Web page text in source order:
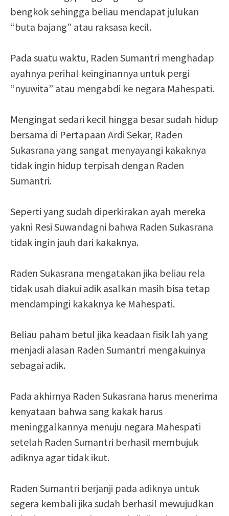
bengkok sehingga beliau mendapat julukan
“buta bajang” atau raksasa kecil.
Pada suatu waktu, Raden Sumantri menghadap
ayahnya perihal keinginannya untuk pergi
“nyuwita” atau mengabdi ke negara Mahespati.
Mengingat sedari kecil hingga besar sudah hidup
bersama di Pertapaan Ardi Sekar, Raden
Sukasrana yang sangat menyayangi kakaknya
tidak ingin hidup terpisah dengan Raden
Sumantri.
Seperti yang sudah diperkirakan ayah mereka
yakni Resi Suwandagni bahwa Raden Sukasrana
tidak ingin jauh dari kakaknya.
Raden Sukasrana mengatakan jika beliau rela
tidak usah diakui adik asalkan masih bisa tetap
mendampingi kakaknya ke Mahespati.
Beliau paham betul jika keadaan fisik lah yang
menjadi alasan Raden Sumantri mengakuinya
sebagai adik.
Pada akhirnya Raden Sukasrana harus menerima
kenyataan bahwa sang kakak harus
meninggalkannya menuju negara Mahespati
setelah Raden Sumantri berhasil membujuk
adiknya agar tidak ikut.
Raden Sumantri berjanji pada adiknya untuk
segera kembali jika sudah berhasil mewujudkan